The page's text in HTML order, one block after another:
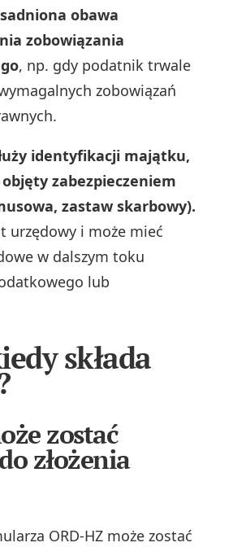
obawa
zobowiązania
, np. gdy podatnik trwale
zobowiązań
identyfikacji majątku,
zabezpieczeniem
zastaw skarbowy).
urzędowy i może mieć
w dalszym toku
lub
składa
zostać
złożenia
ORD‑HZ może zostać